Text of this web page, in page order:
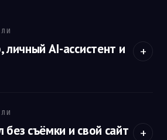
личный AI-ассистент и
без съёмки и свой сайт